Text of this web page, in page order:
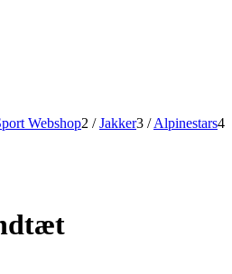
Webshop2 / Jakker3 / Alpinestars4